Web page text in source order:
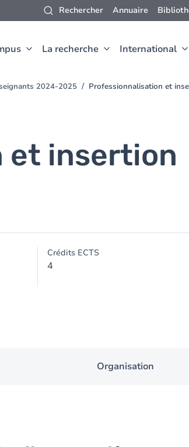
Rechercher Annuaire
La recherche International
2024-2025 Professionnalisation et
et insertion
Crédits ECTS
4
Organisation